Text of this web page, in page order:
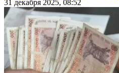
31 декабря 2025, 08:52